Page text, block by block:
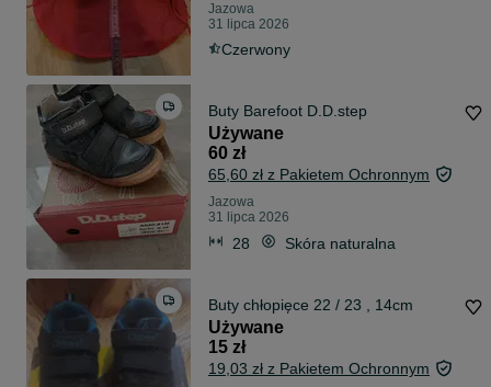
Jazowa
31 lipca 2026
Czerwony
Buty Barefoot D.D.step
Używane
60 zł
65,60 zł z Pakietem Ochronnym
Jazowa
31 lipca 2026
28 Skóra naturalna
Buty chłopięce 22 / 23 , 14cm
Używane
15 zł
19,03 zł z Pakietem Ochronnym